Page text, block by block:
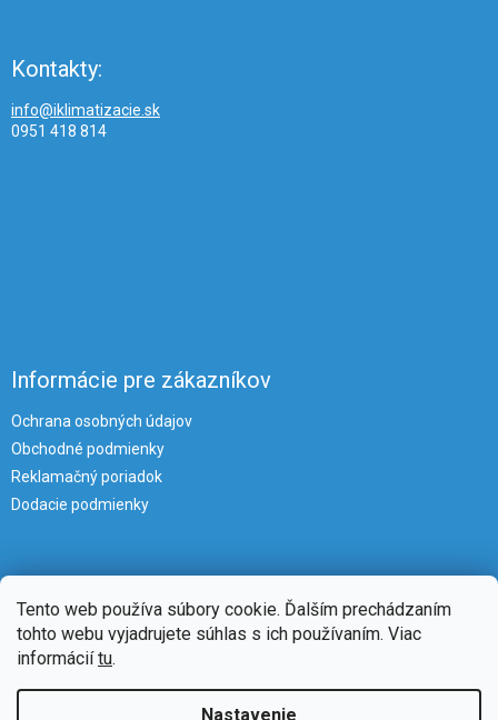
Tento web používa súbory cookie. Ďalším prechádzaním
tohto webu vyjadrujete súhlas s ich používaním. Viac
informáciítu.
Nastavenie
Kontakty:
info@iklimatizacie.sk
0951 418 814
Informácie pre zákazníkov
Ochrana osobných údajov
Obchodné podmienky
Reklamačný poriadok
Dodacie podmienky